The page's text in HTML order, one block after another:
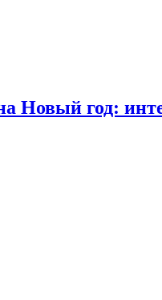
Новый год: